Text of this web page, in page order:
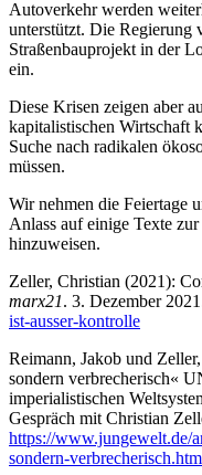
Autoverkehr werden
unterstützt. Die Regierung
Straßenbauprojekt in der
ein.
Diese Krisen zeigen aber
kapitalistischen Wirtschaft
Suche nach radikalen
müssen.
Wir nehmen die Feiertage
Anlass auf einige Texte
hinzuweisen.
Zeller, Christian (2021):
marx21. 3. Dezember
ist-ausser-kontrolle
Reimann, Jakob und
sondern verbrecherisch«
imperialistischen
Gespräch mit Christian
https://www.jungewelt.de/
sondern-